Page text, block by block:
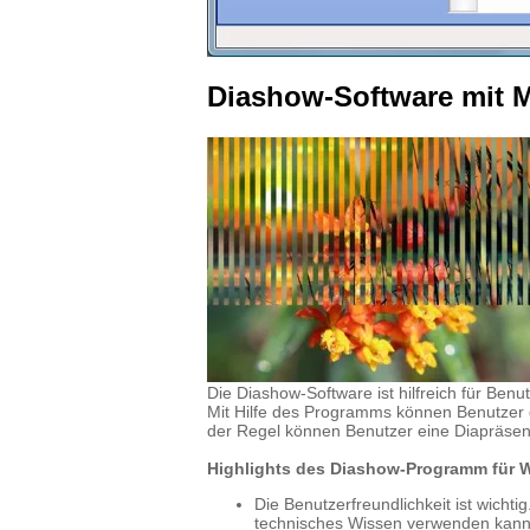
Diashow-Software mit
Die Diashow-Software ist hilfreich für
Mit Hilfe des Programms können
der Regel können Benutzer eine
Highlights des Diashow-Programm für
Die Benutzerfreundlichkeit ist
technisches Wissen verwenden